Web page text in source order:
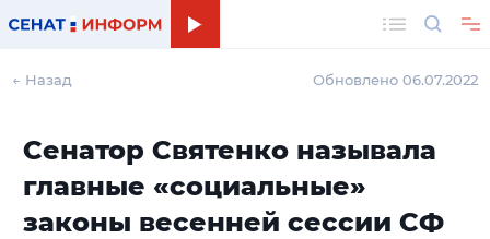
← Назад Обновлено 06.07.2022
Сенатор Святенко называла
главные «социальные»
законы весенней сессии СФ